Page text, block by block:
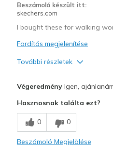
Beszámoló készült itt:
skechers.com
I bought these for walking
Fordítás megjelenítése
További részletek
Kontra
I have no cons
VégeredményIgen,
Hasznosnak találta ezt?
0 0
Beszámoló Megjelölése